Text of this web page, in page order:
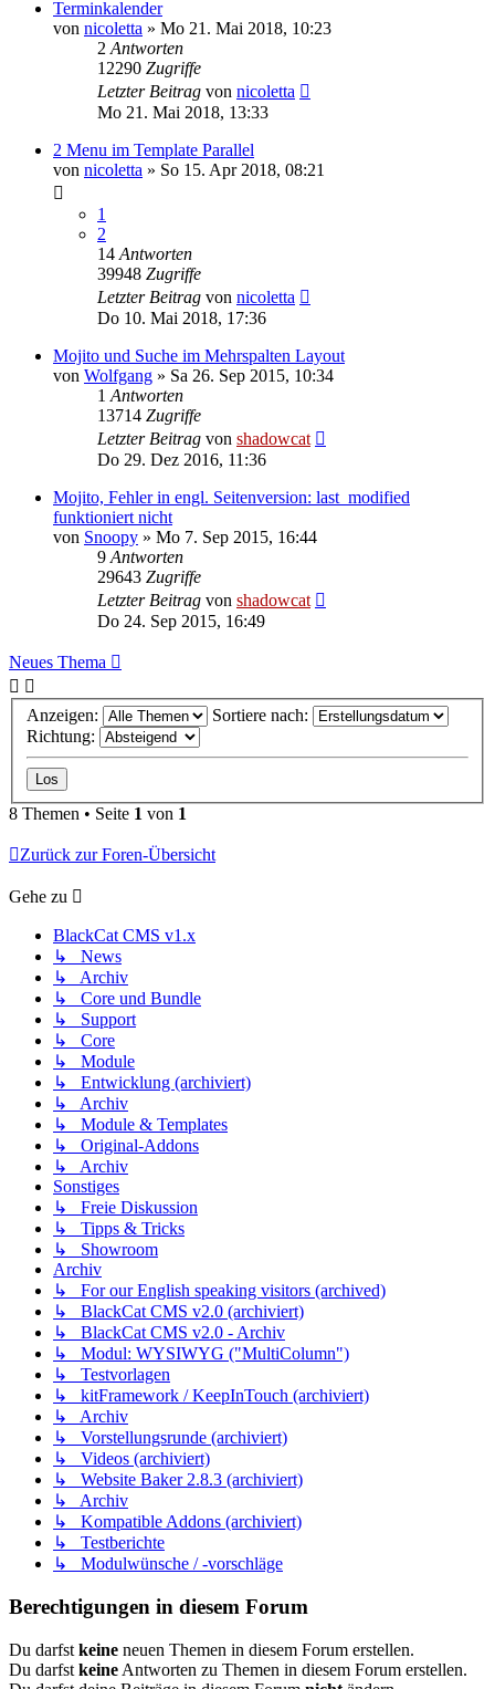
Terminkalender
von nicoletta » Mo 21. Mai 2018, 10:23
2 Antworten
12290 Zugriffe
Letzter Beitrag von nicoletta
Mo 21. Mai 2018, 13:33
2 Menu im Template Parallel
von nicoletta » So 15. Apr 2018, 08:21
1
2
14 Antworten
39948 Zugriffe
Letzter Beitrag von nicoletta
Do 10. Mai 2018, 17:36
Mojito und Suche im Mehrspalten Layout
von Wolfgang » Sa 26. Sep 2015, 10:34
1 Antworten
13714 Zugriffe
Letzter Beitrag von shadowcat
Do 29. Dez 2016, 11:36
Mojito, Fehler in engl. Seitenversion: last_modified
funktioniert nicht
von Snoopy » Mo 7. Sep 2015, 16:44
9 Antworten
29643 Zugriffe
Letzter Beitrag von shadowcat
Do 24. Sep 2015, 16:49
Neues Thema
Anzeigen:
Sortiere nach:
Richtung:
8 Themen • Seite 1 von 1
Zurück zur Foren-Übersicht
Gehe zu
BlackCat CMS v1.x
↳ News
↳ Archiv
↳ Core und Bundle
↳ Support
↳ Core
↳ Module
↳ Entwicklung (archiviert)
↳ Archiv
↳ Module & Templates
↳ Original-Addons
↳ Archiv
Sonstiges
↳ Freie Diskussion
↳ Tipps & Tricks
↳ Showroom
Archiv
↳ For our English speaking visitors (archived)
↳ BlackCat CMS v2.0 (archiviert)
↳ BlackCat CMS v2.0 - Archiv
↳ Modul: WYSIWYG ("MultiColumn")
↳ Testvorlagen
↳ kitFramework / KeepInTouch (archiviert)
↳ Archiv
↳ Vorstellungsrunde (archiviert)
↳ Videos (archiviert)
↳ Website Baker 2.8.3 (archiviert)
↳ Archiv
↳ Kompatible Addons (archiviert)
↳ Testberichte
↳ Modulwünsche / -vorschläge
Berechtigungen in diesem Forum
Du darfst keine neuen Themen in diesem Forum erstellen.
Du darfst keine Antworten zu Themen in diesem Forum erstellen.